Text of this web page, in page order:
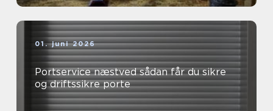
01. juni 2026
Portservice næstved sådan får du sikre
og driftssikre porte